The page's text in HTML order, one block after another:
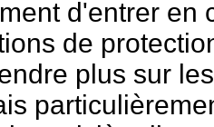
d'entrer en
de
plus sur